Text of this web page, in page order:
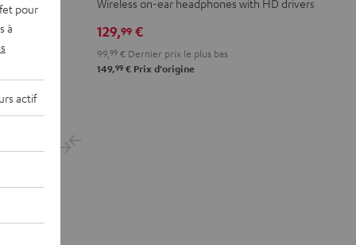
Wireless on-ear headphones with HD drivers
129,99 €
99, 99 € Dernier prix le plus bas
149,99 € Prix d'origine
pour
à
actif